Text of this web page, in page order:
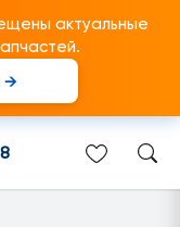
актуальные
→
Scania/